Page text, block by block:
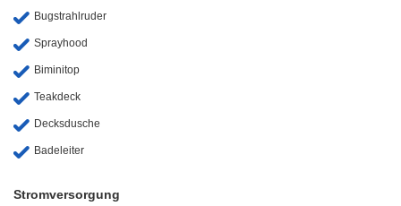
Bugstrahlruder
Sprayhood
Biminitop
Teakdeck
Decksdusche
Badeleiter
Stromversorgung